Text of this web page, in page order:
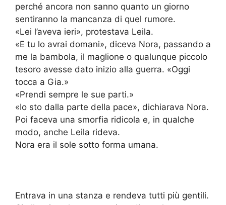
perché ancora non sanno quanto un giorno
sentiranno la mancanza di quel rumore.
«Lei l’aveva ieri», protestava Leila.
«E tu lo avrai domani», diceva Nora, passando a
me la bambola, il maglione o qualunque piccolo
tesoro avesse dato inizio alla guerra. «Oggi
tocca a Gia.»
«Prendi sempre le sue parti.»
«Io sto dalla parte della pace», dichiarava Nora.
Poi faceva una smorfia ridicola e, in qualche
modo, anche Leila rideva.
Nora era il sole sotto forma umana.
Entrava in una stanza e rendeva tutti più gentili.